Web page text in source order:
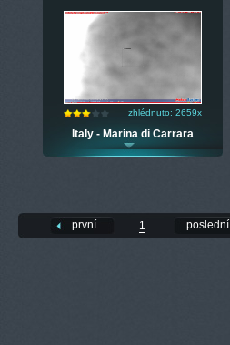
zhlédnuto: 2659x
Italy - Marina di Carrara
první 1 poslední